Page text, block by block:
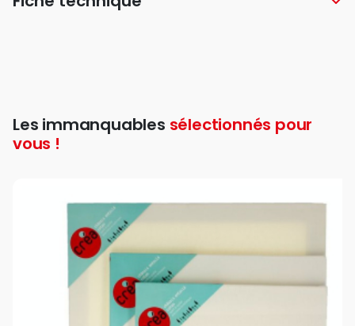
Les immanquables sélectionnés pour
vous !